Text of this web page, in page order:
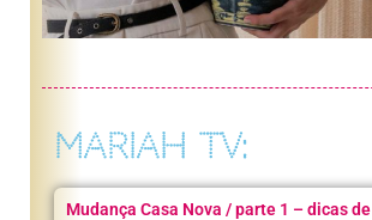
MARIAH TV:
Mudança Casa Nova / parte 1 – dicas de